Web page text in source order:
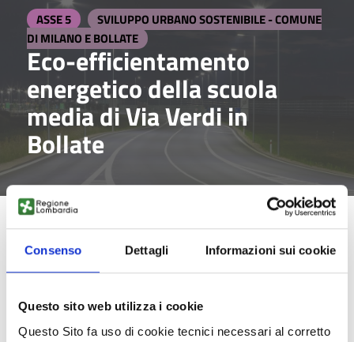
Consenso Dettagli Informazioni sui cookie
Questo sito web utilizza i cookie
Questo Sito fa uso di cookie tecnici necessari al corretto
ASSE 5
SVILUPPO URBANO SOSTENIBILE - COMUNE
DI MILANO E BOLLATE
Eco-efficientamento
energetico della scuola
media di Via Verdi in
Bollate
ABSTRACT
Riqualificazione energetica della scuola media nell’area
oggetto dell’intervento di
mix tecnologici.